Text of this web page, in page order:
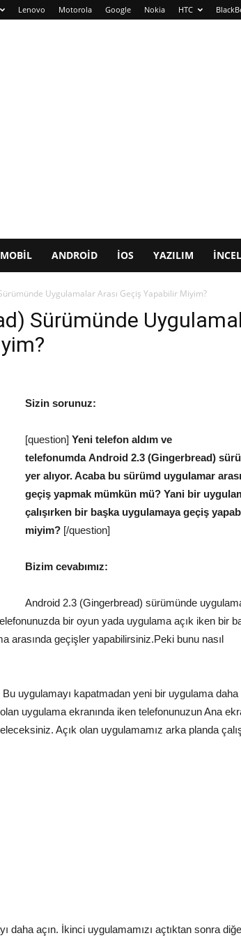
Lenovo Motorola Google Nokia HTC
MOBIL ANDROID IOS YAZILIM
Uygulamalar Arası Geçiş Yapabilir Miyim?
Sürümünde
Sizin sorunuz:
[question] Yeni telefon aldım ve
telefonumda Android 2.3 (Gingerbread)
yer alıyor. Acaba bu sürümd uygulamar
geçiş yapmak mümkün mü? Yani bir
çalışırken bir başka uygulamaya geçiş
miyim? [/question]
Bizim cevabımız:
Android 2.3 (Gingerbread) sürümünde
bir oyun yada uygulama açık iken bir
arasında geçişler yapabilirsiniz.Peki bunu nasıl
uygulamayı kapatmadan yeni bir uygulama daha
uygulama ekranında iken telefonunuzun Ana
Açık olan uygulamamız arka planda
daha açın. İkinci uygulamamızı açtıktan sonra